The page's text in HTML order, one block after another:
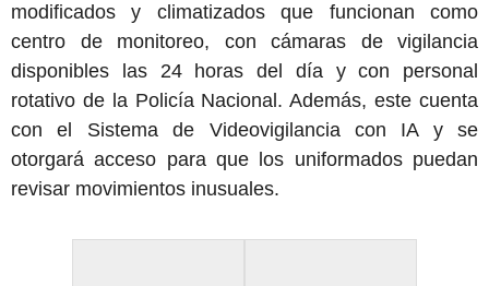
modificados y climatizados que funcionan como
centro de monitoreo, con cámaras de vigilancia
disponibles las 24 horas del día y con personal
rotativo de la Policía Nacional. Además, este cuenta
con el Sistema de Videovigilancia con IA y se
otorgará acceso para que los uniformados puedan
revisar movimientos inusuales.